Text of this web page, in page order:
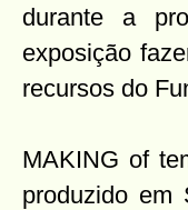
durante a
exposição
recursos do
MAKING of
produzido em